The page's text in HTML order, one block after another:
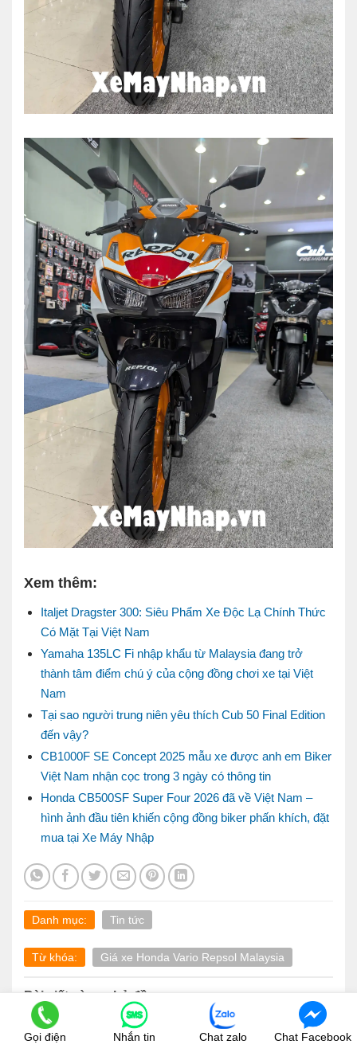
Xem thêm:
Italjet Dragster 300: Siêu Phẩm Xe Độc Lạ Chính Thức
Có Mặt Tại Việt Nam
Yamaha 135LC Fi nhập khẩu từ Malaysia đang trở
thành tâm điểm chú ý của cộng đồng chơi xe tại Việt
Nam
Tại sao người trung niên yêu thích Cub 50 Final Edition
đến vậy?
CB1000F SE Concept 2025 mẫu xe được anh em Biker
Việt Nam nhận cọc trong 3 ngày có thông tin
Honda CB500SF Super Four 2026 đã về Việt Nam –
hình ảnh đầu tiên khiến cộng đồng biker phấn khích, đặt
mua tại Xe Máy Nhập
Danh mục: Tin tức
Từ khóa: Giá xe Honda Vario Repsol Malaysia
Bài viết cùng chủ đề:
Gọi điện Nhắn tin Chat zalo Chat Facebook